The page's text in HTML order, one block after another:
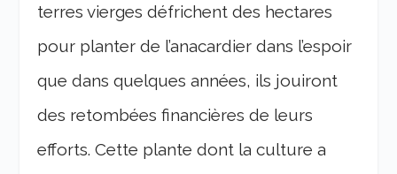
terres vierges défrichent des hectares
pour planter de l’anacardier dans l’espoir
que dans quelques années, ils jouiront
des retombées financières de leurs
efforts. Cette plante dont la culture a